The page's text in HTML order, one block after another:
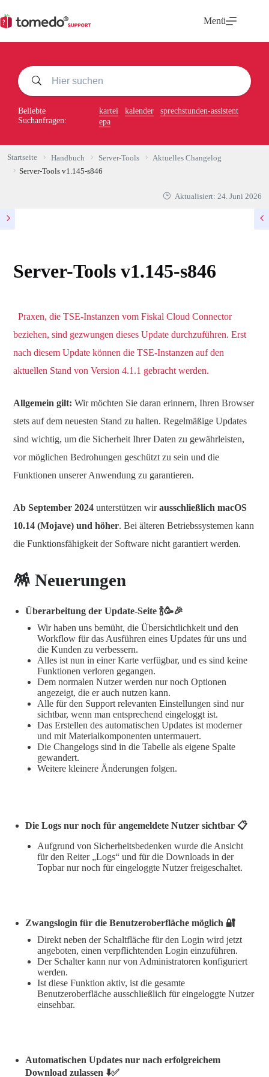
Inhalt
springen
Menü
Beliebte
Suchanfragen:
kartei kalender
sprechstunden-assistent
epa
Startseite Handbuch Server-Tools
Aktuelles Changelog
Server-Tools v1.145-s846
Aktualisiert: 24. Juni 2026
Server-Tools v1.145-s846
Praxen, die TSE-Instanzen vom Fiskal Cloud Connector
beziehen, sind gezwungen dieses Update durchzuführen. Erst
nach diesem Update können die TSE-Instanzen auf den
aktuellen Stand von Version 4.1.1 gebracht werden.
Allgemein gilt: Wir möchten Sie daran erinnern, Ihren Browser
stets auf dem neuesten Stand zu halten. Regelmäßige Updates
sind wichtig, um die Sicherheit Ihrer Daten zu gewährleisten,
vor möglichen Bedrohungen geschützt zu sein und die
Funktionen unserer Anwendung zu garantieren.
Ab September 2024 unterstützen wirausschließlich macOS
10.14 (Mojave) und höher. Bei älteren Betriebssystemen kann
die Funktionsfähigkeit der Software nicht garantiert werden.
🪅 Neuerungen
Überarbeitung der Update-Seite 🍾🥳🎉
Wir haben uns bemüht, die Übersichtlichkeit und den
Workflow für das Ausführen eines Updates für uns und
die Kunden zu verbessern.
Alles ist nun in einer Karte verfügbar, und es sind keine
Funktionen verloren gegangen.
Dem normalen Nutzer werden nur noch Optionen
angezeigt, die er auch nutzen kann.
Alle für den Support relevanten Einstellungen sind nur
sichtbar, wenn man entsprechend eingeloggt ist.
Das Erstellen des automatischen Updates ist moderner
und mit Materialkomponenten untermauert.
Die Changelogs sind in die Tabelle als eigene Spalte
gewandert.
Weitere kleinere Änderungen folgen.
Die Logs nur noch für angemeldete Nutzer sichtbar 📋
Aufgrund von Sicherheitsbedenken wurde die Ansicht
für den Reiter „Logs“ und für die Downloads in der
Topbar nur noch für eingeloggte Nutzer freigeschaltet.
Zwangslogin für die Benutzeroberfläche möglich 🔐
Direkt neben der Schaltfläche für den Login wird jetzt
angeboten, einen verpflichtenden Login einzuführen.
Der Schalter kann nur von Administratoren konfiguriert
werden.
Ist diese Funktion aktiv, ist die gesamte
Benutzeroberfläche ausschließlich für eingeloggte Nutzer
einsehbar.
Automatischen Updates nur nach erfolgreichem
Download zulassen ⬇️✅